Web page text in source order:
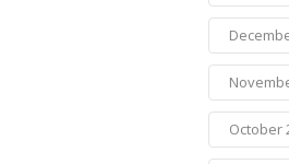
October